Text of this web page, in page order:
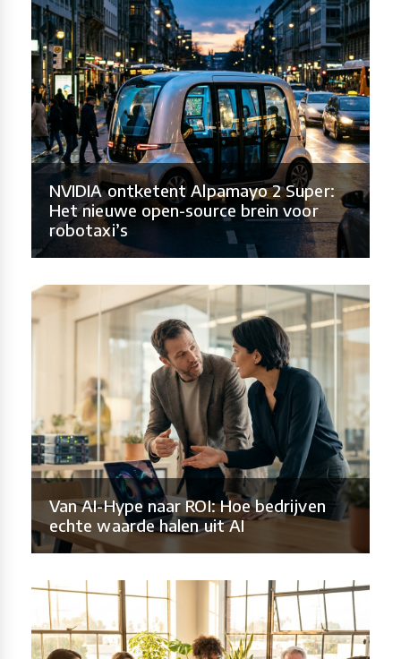
NVIDIA ontketent Alpamayo 2 Super:
Het nieuwe open-source brein voor
robotaxi’s
Van AI-Hype naar ROI: Hoe bedrijven
echte waarde halen uit AI